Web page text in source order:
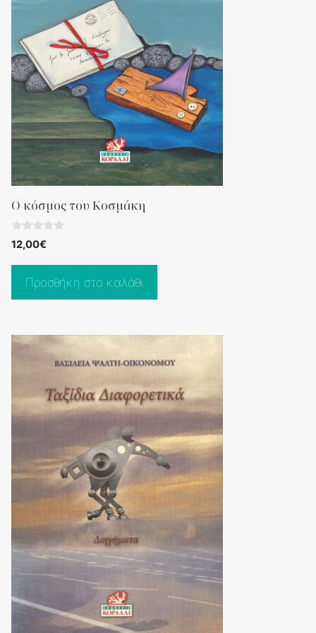
Ο κόσμος του Κοσμάκη
0
o
5
12,00€
Προσθήκη στο καλάθι